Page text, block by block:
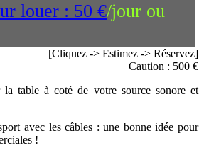
louer : 50 €/jour ou
[Cliquez -> Estimez -> Réservez]
Caution : 500 €
la table à coté de votre source sonore et
avec les câbles : une bonne idée pour
!